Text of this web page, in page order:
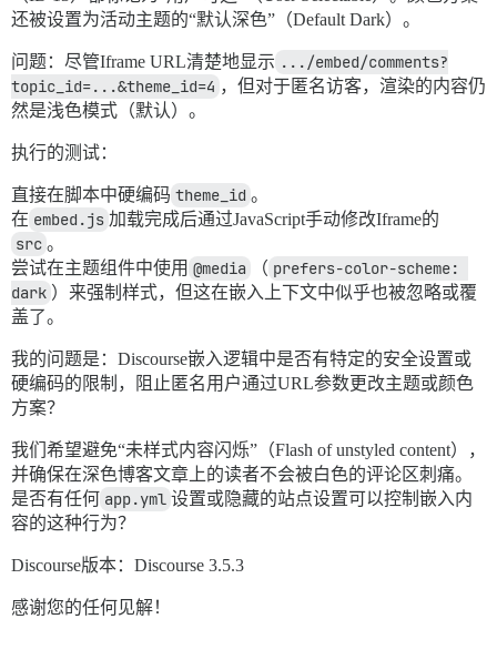
还被设置为活动主题的“默认深色”（Default Dark）。
问题：尽管Iframe URL清楚地显示 .../embed/comments?
topic_id=...&theme_id=4 ，但对于匿名访客，渲染的内容仍
然是浅色模式（默认）。
执行的测试：
直接在脚本中硬编码 theme_id 。
在 embed.js 加载完成后通过JavaScript手动修改Iframe的
src 。
尝试在主题组件中使用 @media （ prefers-color-scheme:
dark ）来强制样式，但这在嵌入上下文中似乎也被忽略或覆
盖了。
我的问题是：Discourse嵌入逻辑中是否有特定的安全设置或
硬编码的限制，阻止匿名用户通过URL参数更改主题或颜色
方案？
我们希望避免“未样式内容闪烁”（Flash of unstyled content），
并确保在深色博客文章上的读者不会被白色的评论区刺痛。
是否有任何 app.yml 设置或隐藏的站点设置可以控制嵌入内
容的这种行为？
Discourse版本：Discourse 3.5.3
感谢您的任何见解！